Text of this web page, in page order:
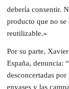
debería consentir.
producto que no se
reutilizable.»
Por su parte,
España, denuncia:
desconcertadas
envases y las